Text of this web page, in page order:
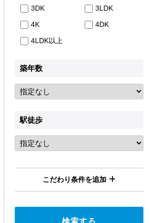
3DK
3LDK
4K
4DK
4LDK以上
築年数
駅徒歩
こだわり条件を追加